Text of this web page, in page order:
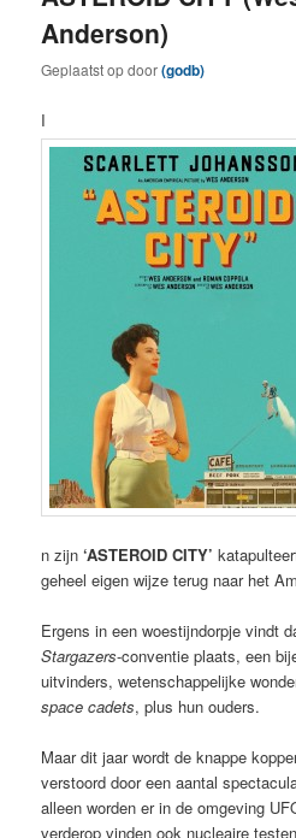
Anderson)
Geplaatst opdoor(godb)
I
n zijn‘ASTEROID CITY’
geheel eigen wijze terug naar het
Ergens in een woestijndorpje vindt
Stargazers-conventie plaats, een
uitvinders, wetenschappelijke
space cadets, plus hun ouders.
Maar dit jaar wordt de knappe
verstoord door een aantal
alleen worden er in de omgeving
verderop vinden ook nucleaire